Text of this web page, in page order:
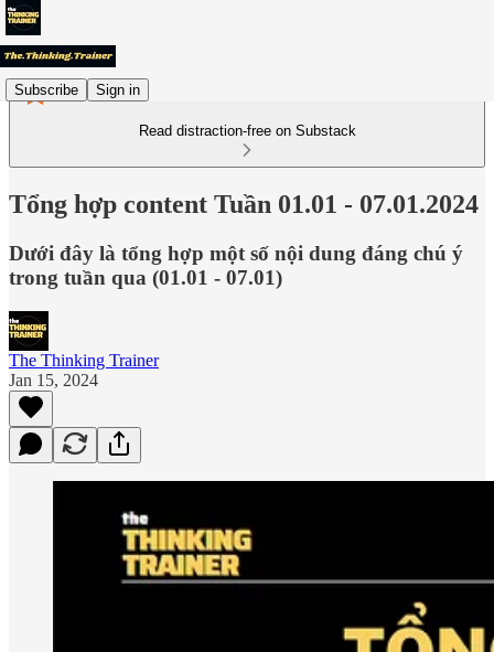
Subscribe Sign in
Read distraction-free on Substack
Tổng hợp content Tuần 01.01 - 07.01.2024
Dưới đây là tổng hợp một số nội dung đáng chú ý
trong tuần qua (01.01 - 07.01)
The Thinking Trainer
Jan 15, 2024